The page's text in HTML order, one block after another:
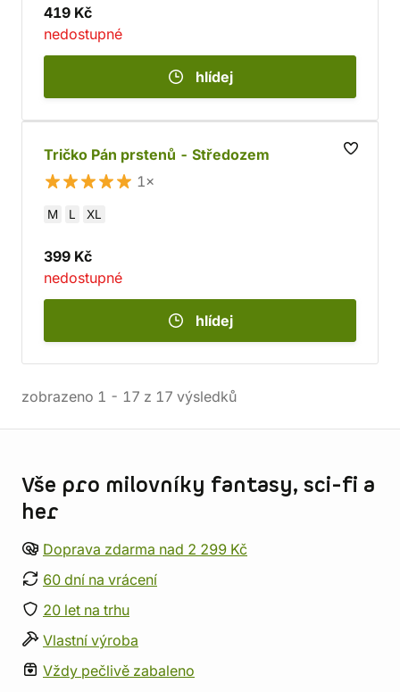
419 Kč
nedostupné
hlídej
Tričko Pán prstenů - Středozem
1×
M L XL
399 Kč
nedostupné
hlídej
zobrazeno 1 - 17 z 17 výsledků
Vše pro milovníky fantasy, sci-fi a
her
Doprava zdarma nad 2 299 Kč
60 dní na vrácení
20 let na trhu
Vlastní výroba
Vždy pečlivě zabaleno